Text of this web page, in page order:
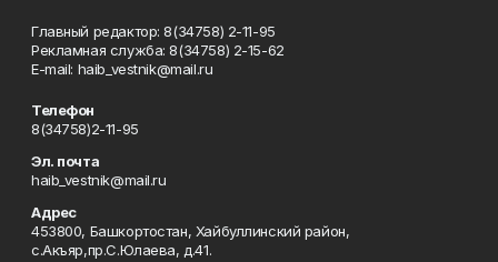
Главный редактор: 8(34758) 2-11-95
Рекламная служба: 8(34758) 2-15-62
Е-mаil: haib_vestnik@mail.ru
Телефон
8(34758)2-11-95
Эл. почта
haib_vestnik@mail.ru
Адрес
453800, Башкортостан, Хайбуллинский район,
с.Акъяр,пр.С.Юлаева, д.41.